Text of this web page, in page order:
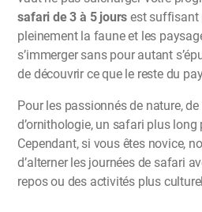
safari de 3 à 5 jours est suffisant
pleinement la faune et les
s’immerger sans pour autant
de découvrir ce que le reste du
Pour les passionnés de nature,
d’ornithologie, un safari plus long
Cependant, si vous êtes novice,
d’alterner les journées de safari
repos ou des activités plus